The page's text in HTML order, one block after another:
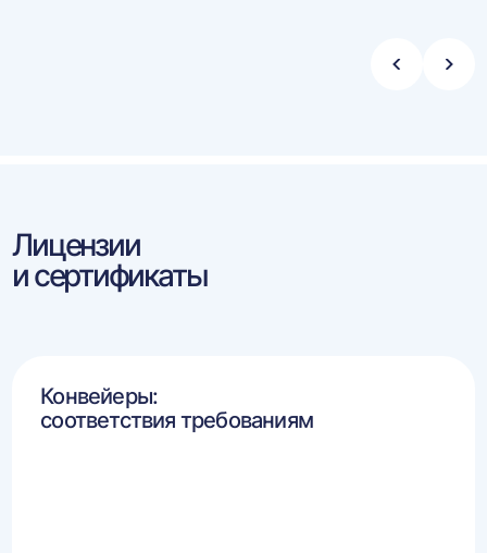
Стрелка
Лицензии
и сертификаты
Конвейеры:
соответствия требованиям